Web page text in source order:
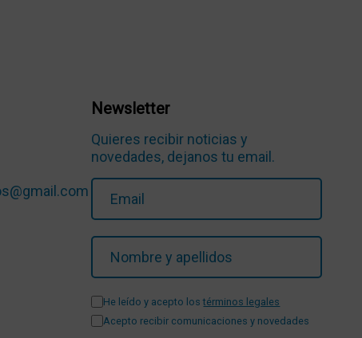
Newsletter
Quieres recibir noticias y
novedades, dejanos tu email.
He leído y acepto lostérminos legales
Acepto recibir comunicaciones y novedades